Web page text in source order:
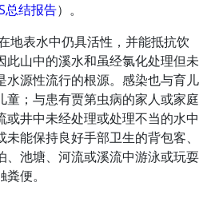
总结报告）。
地表水中仍具活性，并能抵抗饮
此山中的溪水和虽经氯化处理但未
水源性流行的根源。感染也与育儿
；与患有贾第虫病的家人或家庭
或井中未经处理或处理不当的水中
能保持良好手部卫生的背包客、
、池塘、河流或溪流中游泳或玩耍
便。